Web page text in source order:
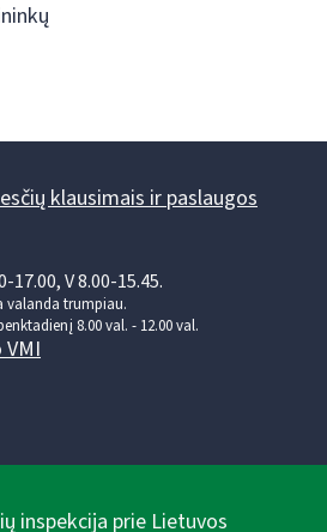
klausimais ir paslaugos
17.00, V 8.00-15.45.
valanda trumpiau.
8.00 val. - 12.00 val.
VMI
inspekcija prie Lietuvos